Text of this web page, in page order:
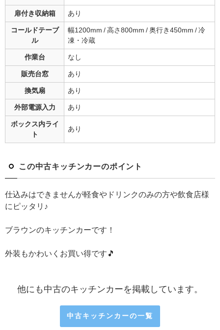
扉付き収納箱 あり
コールドテーブ
ル
幅1200mm / 高さ800mm / 奥行き450mm / 冷
凍・冷蔵
作業台 なし
販売台窓 あり
換気扇 あり
外部電源入力 あり
ボックス内ライ
ト
あり
この中古キッチンカーのポイント
仕込みはできませんが軽食やドリンクのみの方や飲食店様
にピッタリ♪
ブラウンのキッチンカーです！
外装もかわいくお買い得です🎵
他にも中古のキッチンカーを掲載しています。
中古キッチンカーの一覧